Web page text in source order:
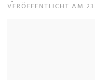
VERÖFFENTLICHT AM